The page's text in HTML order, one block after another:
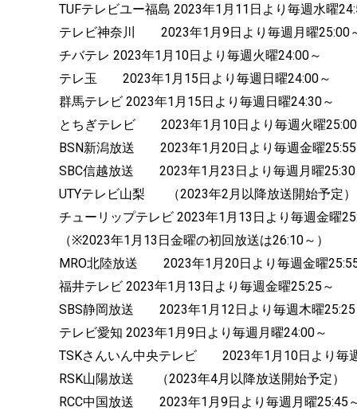
TUFテレビユー福島 2023年1月11日より毎週水曜
テレビ神奈川 2023年1月9日より毎週月曜25:00
チバテレ 2023年1月10日より毎週火曜24:00～
テレ玉 2023年1月15日より毎週日曜24:00～
群馬テレビ 2023年1月15日より毎週日曜24:30～
とちぎテレビ 2023年1月10日より毎週火曜25:00
BSN新潟放送 2023年1月20日より毎週金曜25:55
SBC信越放送 2023年1月23日より毎週月曜25:30
UTYテレビ山梨 （2023年2月以降放送開始予定）
チューリップテレビ 2023年1月13日より毎週金曜
（※2023年1月13日金曜の初回放送は26:10～）
MRO北陸放送 2023年1月20日より毎週金曜
福井テレビ 2023年1月13日より毎週金曜25:25～
SBS静岡放送 2023年1月12日より毎週木曜25:25
テレビ愛知 2023年1月9日より毎週月曜24:00～
TSKさんいん中央テレビ 2023年1月10日より毎
RSK山陽放送 （2023年4月以降放送開始予定）
RCC中国放送 2023年1月9日より毎週月曜25:45